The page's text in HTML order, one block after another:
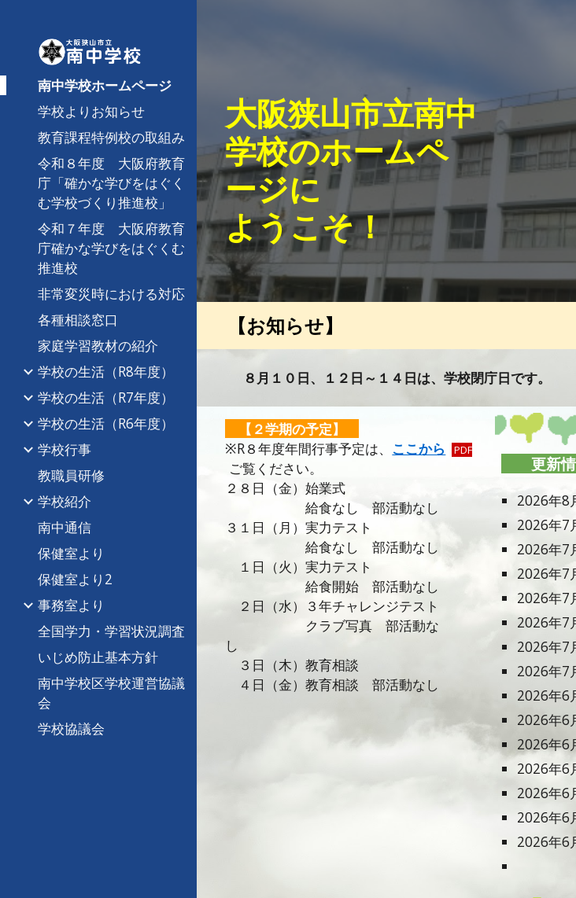
南中学校ホームページ
学校よりお知らせ
教育課程特例校の取組み
令和８年度 大阪府教育
庁「確かな学びをはぐく
む学校づくり推進校」
令和７年度 大阪府教育
庁確かな学びをはぐくむ
推進校
非常変災時における対応
各種相談窓口
家庭学習教材の紹介
学校の生活（R8年度）
学校の生活（R7年度）
学校の生活（R6年度）
学校行事
教職員研修
学校紹介
南中通信
保健室より
保健室より2
事務室より
全国学力・学習状況調査
いじめ防止基本方針
南中学校区学校運営協議
会
学校協議会
大阪狭山市立南中
学校のホームペ
ージに
ようこそ！
【お知らせ】
８月１０日、１２日～１４日は、学校閉庁日です。
【２学期の予定】
※R８年度年間行事予定は、 ここから PDF
ご覧ください。
２８日（金）始業式
給食なし 部活動なし
３１日（月）実力テスト
給食なし 部活動なし
１日（火）実力テスト
給食開始 部活動なし
２日（水）３年チャレンジテスト
クラブ写真 部活動な
し
３日（木）教育相談
４日（金）教育相談 部活動なし
更新
2026年8
2026年
2026年7
2026年7
2026年7
2026年7
2026年7
2026年
2026年6
2026年6
2026年6
2026年6
2026年6
2026年
2026年6